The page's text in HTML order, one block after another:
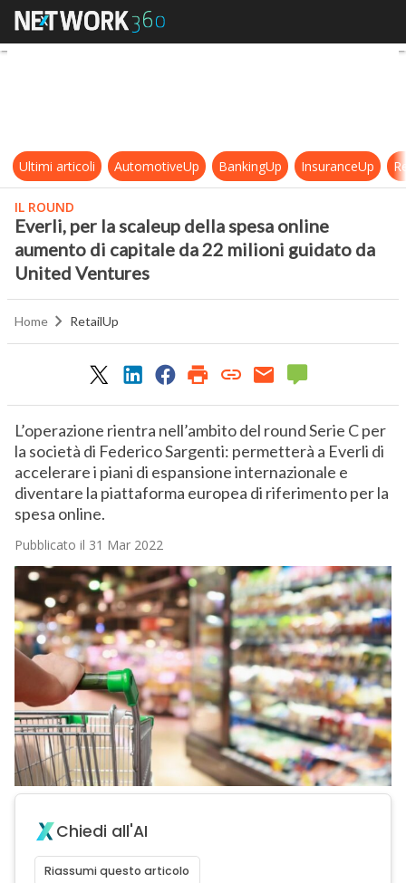
Everli, per la scaleup della spesa
Ultimi articoli AutomotiveUp BankingUp InsuranceUp
IL ROUND
Everli, per la scaleup della spesa online
aumento di capitale da 22 milioni guidato da
United Ventures
Home RetailUp
L’operazione rientra nell’ambito del round Serie C per
la società di Federico Sargenti: permetterà a Everli di
accelerare i piani di espansione internazionale e
diventare la piattaforma europea di riferimento per la
spesa online.
Pubblicato il 31 Mar 2022
Chiedi all'AI
Riassumi questo articolo